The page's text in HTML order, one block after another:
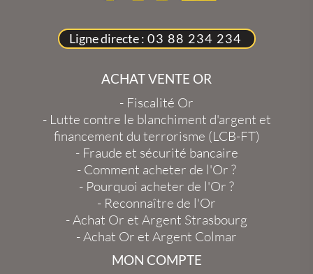
Ligne directe : 03 88 234 234
ACHAT VENTE OR
- Fiscalité Or
- Lutte contre le blanchiment d'argent et
financement du terrorisme (LCB-FT)
- Fraude et sécurité bancaire
- Comment acheter de l'Or ?
- Pourquoi acheter de l'Or ?
- Reconnaître de l'Or
-Achat Or et Argent Strasbourg
-Achat Or et Argent Colmar
MON COMPTE